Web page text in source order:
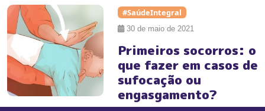
#SaúdeIntegral
30 de maio de 2021
Primeiros socorros: o
que fazer em casos de
sufocação ou
engasgamento?